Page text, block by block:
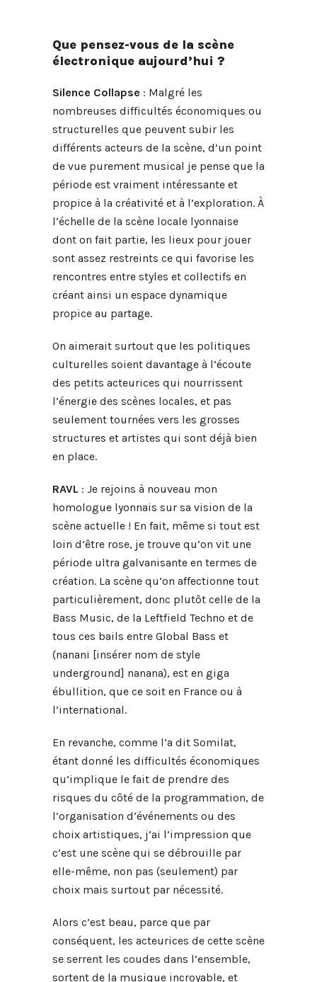
Que pensez-vous de la scène
électronique aujourd’hui ?
Silence Collapse : Malgré les
nombreuses difficultés économiques ou
structurelles que peuvent subir les
différents acteurs de la scène, d’un point
de vue purement musical je pense que la
période est vraiment intéressante et
propice à la créativité et à l’exploration. À
l’échelle de la scène locale lyonnaise
dont on fait partie, les lieux pour jouer
sont assez restreints ce qui favorise les
rencontres entre styles et collectifs en
créant ainsi un espace dynamique
propice au partage.
On aimerait surtout que les politiques
culturelles soient davantage à l’écoute
des petits acteurices qui nourrissent
l’énergie des scènes locales, et pas
seulement tournées vers les grosses
structures et artistes qui sont déjà bien
en place.
RAVL : Je rejoins à nouveau mon
homologue lyonnais sur sa vision de la
scène actuelle ! En fait, même si tout est
loin d’être rose, je trouve qu’on vit une
période ultra galvanisante en termes de
création. La scène qu’on affectionne tout
particulièrement, donc plutôt celle de la
Bass Music, de la Leftfield Techno et de
tous ces bails entre Global Bass et
(nanani [insérer nom de style
underground] nanana), est en giga
ébullition, que ce soit en France ou à
l’international.
En revanche, comme l’a dit Somilat,
étant donné les difficultés économiques
qu’implique le fait de prendre des
risques du côté de la programmation, de
l’organisation d’événements ou des
choix artistiques, j’ai l’impression que
c’est une scène qui se débrouille par
elle-même, non pas (seulement) par
choix mais surtout par nécessité.
Alors c’est beau, parce que par
conséquent, les acteurices de cette scène
se serrent les coudes dans l’ensemble,
sortent de la musique incroyable, et